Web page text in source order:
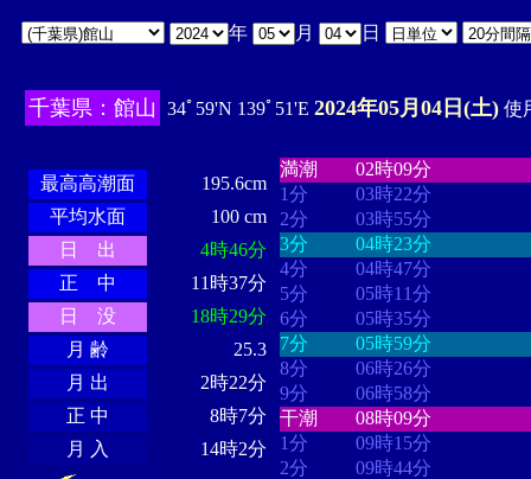
年 月 日
千葉県：館山 34ﾟ59'N 139ﾟ51'E 2024年05月04日(土) 使
最高高潮面
195.6cm
平均水面
100 cm
日 出
4時46分
正 中
11時37分
日 没
18時29分
月 齢
25.3
月 出
2時22分
正 中
8時7分
月 入
14時2分
満潮
02時09分
1分
03時22分
2分
03時55分
3分
04時23分
4分
04時47分
5分
05時11分
6分
05時35分
7分
05時59分
8分
06時26分
9分
06時58分
干潮
08時09分
1分
09時15分
2分
09時44分